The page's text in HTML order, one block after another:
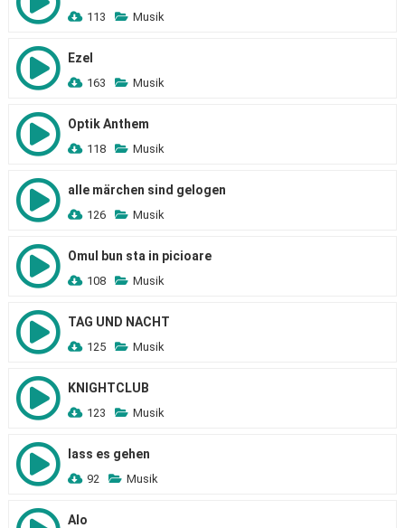
113 Musik
Ezel
163 Musik
Optik Anthem
118 Musik
alle märchen sind gelogen
126 Musik
Omul bun sta in picioare
108 Musik
TAG UND NACHT
125 Musik
KNIGHTCLUB
123 Musik
lass es gehen
92 Musik
Alo